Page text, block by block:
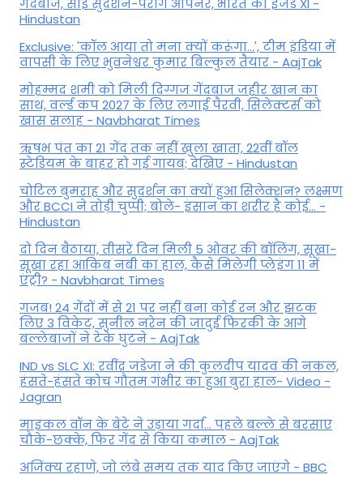
गेंदबाज, साई सुदर्शन-पराग ओपनर, भारत की इंजर्ड XI -
Hindustan
Exclusive: 'कॉल आया तो मना क्यों करूंगा...', टीम इंडिया में
वापसी के लिए भुवनेश्वर कुमार बिल्कुल तैयार - AajTak
मोहम्मद शमी को मिली दिग्गज गेंदबाज जहीर खान का
साथ, वर्ल्ड कप 2027 के लिए लगाई पैरवी, सिलेक्टर्स को
खास सलाह - Navbharat Times
ऋषभ पंत का 21 गेंद तक नहीं खुला खाता, 22वीं बॉल
स्टेडियम के बाहर हो गई गायब; देखिए - Hindustan
चोटिल बुमराह और सुदर्शन का क्यों हुआ सिलेक्शन? लक्ष्मण
और BCCI ने तोड़ी चुप्पी; बोले- इंसान का शरीर है कोई… -
Hindustan
दो दिन बैठाया, तीसरे दिन मिली 5 ओवर की बॉलिंग, सूखा-
सूखा रहा आकिब नबी का हाल, कैसे मिलेगी प्लेइंग 11 में
एंट्री? - Navbharat Times
गजब! 24 गेंदों में से 21 पर नहीं बना कोई रन और झटक
लिए 3 विकेट, सुनील नरेन की जादुई फिरकी के आगे
बल्लेबाजों ने टेके घुटने - AajTak
IND vs SLC XI: रवींद्र जडेजा ने की कुलदीप यादव की नकल,
हंसते-हंसते कोच गौतम गंभीर का हुआ बुरा हाल- Video -
Jagran
माइकल वॉन के बेटे ने उड़ाया गर्दा... पहले बल्ले से बरसाए
चौके-छक्के, फिर गेंद से किया कमाल - AajTak
अजिंक्य रहाणे, जो लंबे समय तक याद किए जाएंगे - BBC